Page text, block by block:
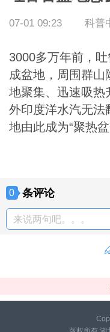
07-01 09:23 科普
3000多万年前，
成盆地，周围群
地聚集、迅速吸热
外印度洋水汽无法
地由此成为“聚热盆
0 条评论
来说两句吧。。。